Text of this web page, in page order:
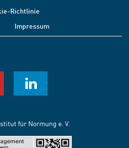
Richtlinie
Impressum
für Normung e. V.